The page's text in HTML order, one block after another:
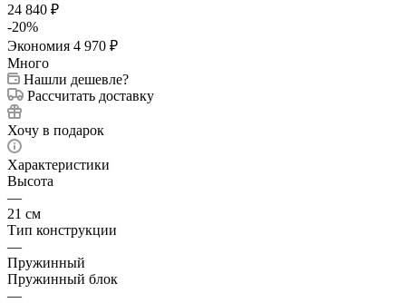
24 840 ₽
-20%
Экономия 4 970 ₽
Много
Нашли дешевле?
Рассчитать доставку
Хочу в подарок
Характеристики
Высота
—
21 см
Тип конструкции
—
Пружинный
Пружинный блок
—